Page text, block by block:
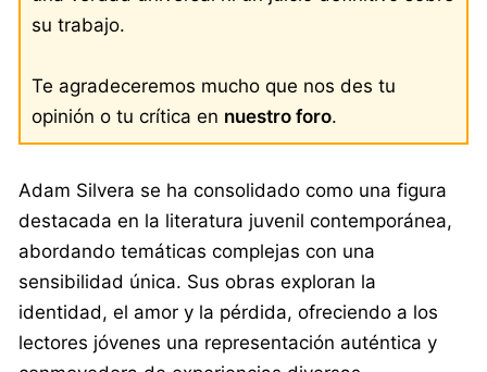
su trabajo.
Te agradeceremos mucho que nos des tu
opinión o tu crítica en nuestro foro.
Adam Silvera se ha consolidado como una figura
destacada en la literatura juvenil contemporánea,
abordando temáticas complejas con una
sensibilidad única. Sus obras exploran la
identidad, el amor y la pérdida, ofreciendo a los
lectores jóvenes una representación auténtica y